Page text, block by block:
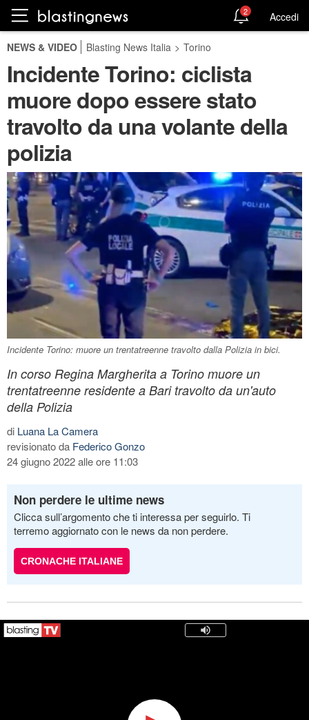
2 Accedi
NEWS & VIDEO Blasting News Italia > Torino
Incidente Torino: ciclista
muore dopo essere stato
travolto da una volante della
polizia
Incidente Torino: muore un trentatreenne travolto dalla Polizia in bici.
In corso Regina Margherita a Torino muore un
trentatreenne residente a Bari travolto da un'auto
della Polizia
di Luana La Camera
revisionato da Federico Gonzo
24 giugno 2022 alle ore 11:03
Non perdere le ultime news
Clicca sull’argomento che ti interessa per seguirlo. Ti
terremo aggiornato con le news da non perdere.
CRONACHE ITALIANE